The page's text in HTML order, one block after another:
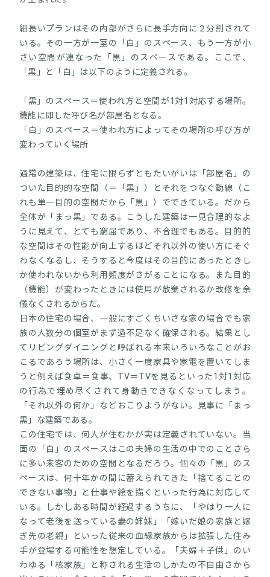
細長いプランはその内部がさらに長手方向に２分割されて
いる。その一方が一室の「白」のスペース、もう一方が小
さい空間が連なった「黒」のスペースである。ここで、
「黒」と「白」は以下のように定義される。
「黒」のスペース＝使われ方と空間が1対1対応する場所。
機能に即した呼び名が部屋名となる。
「白」のスペース＝使われ方によってその場所の呼び方が
変わっていく場所
通常の建築は、住宅に限らずともたいがいは「部屋名」の
ついた目的的な空間（＝「黒」）とそれをつなぐ動線（こ
れも単一目的の空間だから「黒」）でできている。だから
全体が「まっ黒」である。こうした建築は一見合理的なよ
うに見えて、とても窮屈であり、不合理でもある。目的的
な空間はその性能が向上するほどそれ以外の使い方にそぐ
わなくなるし、そうすると今度はその目的にあったときし
か使われないから利用頻度がさがることになる。また目的
（機能）が変わったときには使用が放棄されるか改修を余
儀なくされるからだ。
日本の住宅の場合、一般にすごくちいさな家の場合でも家
族の人数分の個室がまず過不足なく確保される。結果とし
てリビングダイニングと呼ばれる本来いろいろなことがお
こるであろう場所は、小さく一度家具や家電を置いてしま
うと例えば食卓＝食事、TV＝TVを見るといった1対1対応
の行為で埋め尽くされて身動きできなくなってしまう。
「それ以外の何か」などおこりようがない。見事に「まっ
黒」な建築である。
この住宅では、何人が住むかが実は定義されていない。当
面の「白」のスペースはこの夫婦の生活の中でのことさら
に多い来客のための空間となるだろう。個々の「黒」のス
ペースは、何十年かの間に蓄えられてきた「捨てることの
できない事物」と仕事や絵を描くといった行為に対応して
いる。しかしある時間が経過するうちに、「やはり一人に
なって老後を送っている妻の姉妹」「嫁いだ娘の家族と嫁
ぎ先の老親」といった従来の血縁家族からは拡張した住み
手が登場する可能性を想定している。「夫婦＋子供」のい
わゆる「核家族」と称される生活のしかたの不自由さから